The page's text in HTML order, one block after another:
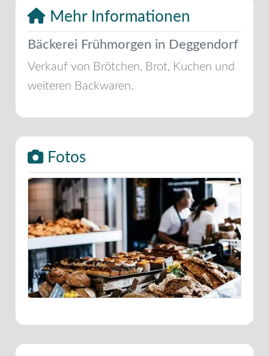
Mehr Informationen
Bäckerei Frühmorgen in Deggendorf
Verkauf von Brötchen, Brot, Kuchen und
weiteren Backwaren.
Fotos